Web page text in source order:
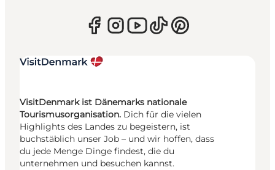
VisitDenmark ist Dänemarks nationale
Tourismusorganisation. Dich für die vielen
Highlights des Landes zu begeistern, ist
buchstäblich unser Job – und wir hoffen, dass
du jede Menge Dinge findest, die du
unternehmen und besuchen kannst.